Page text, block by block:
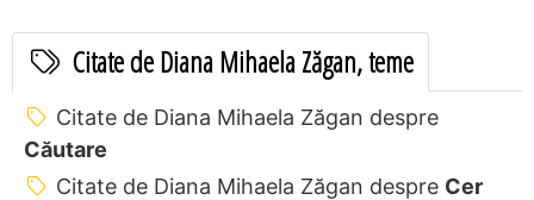
Citate de Diana Mihaela Zăgan, teme
Citate de Diana Mihaela Zăgan despre
Căutare
Citate de Diana Mihaela Zăgan despre Cer